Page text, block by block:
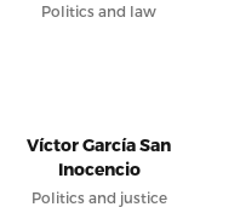
Politics and law
Víctor García San
Inocencio
Politics and justice